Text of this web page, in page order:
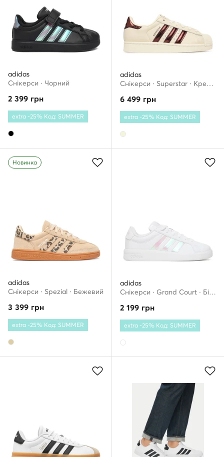
adidas
Снікерcи · Чорний
2 399 грн
extra -25% Код: SUMMER
adidas
Снікерcи · Superstar · Кремовий
6 499 грн
extra -25% Код: SUMMER
Новинка
adidas
Снікерcи · Spezial · Бежевий
3 399 грн
extra -25% Код: SUMMER
adidas
Снікерcи · Grand Court · Білий
2 199 грн
extra -25% Код: SUMMER